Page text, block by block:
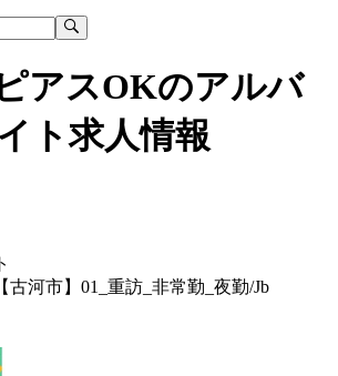
アスOKのアルバ
ト求人情報
古河市】01_重訪_非常勤_夜勤/Jb